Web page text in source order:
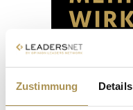
Zustimmung Details